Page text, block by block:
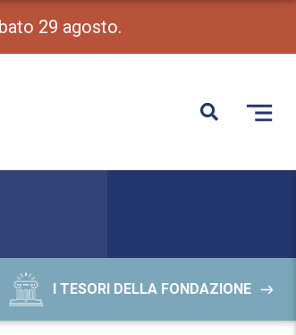
29 agosto.
I TESORI DELLA FONDAZIONE